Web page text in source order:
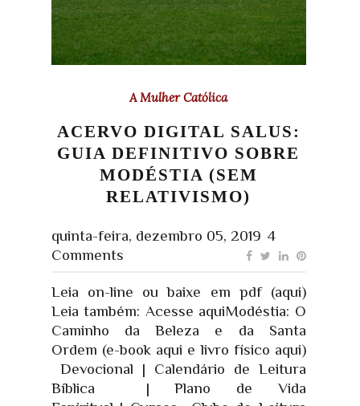
A Mulher Católica
ACERVO DIGITAL SALUS:
GUIA DEFINITIVO SOBRE
MODÉSTIA (SEM
RELATIVISMO)
quinta-feira, dezembro 05, 2019 4
Comments
Leia on-line ou baixe em pdf (aqui)
Leia também: Acesse aquiModéstia: O
Caminho da Beleza e da Santa
Ordem (e-book aqui e livro físico aqui)
Devocional | Calendário de Leitura
Bíblica | Plano de Vida